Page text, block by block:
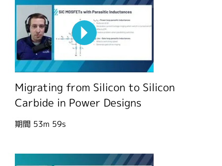
Migrating from Silicon to Silicon
Carbide in Power Designs
期間 53m 59s